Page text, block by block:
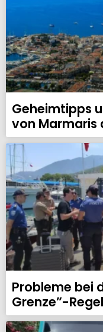
Geheimtipps
von Marmaris
Probleme bei
Grenze”-